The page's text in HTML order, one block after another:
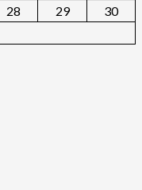
28 29
30